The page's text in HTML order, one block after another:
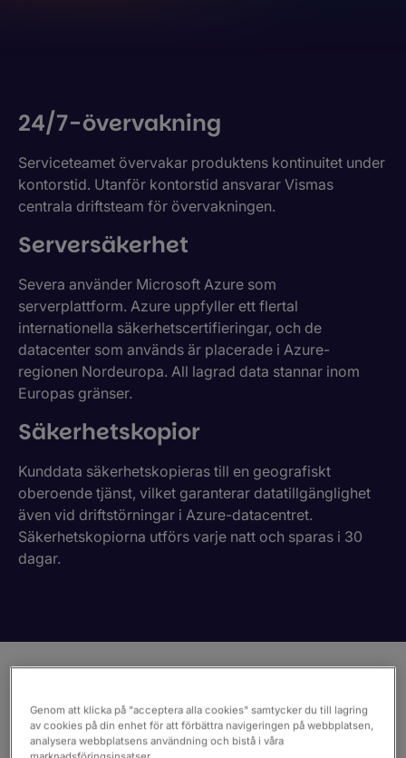
24/7-övervakning
Serviceteamet övervakar produktens kontinuitet under
kontorstid. Utanför kontorstid ansvarar Vismas
centrala driftsteam för övervakningen.
Serversäkerhet
Severa använder Microsoft Azure som
serverplattform. Azure uppfyller ett flertal
internationella säkerhetscertifieringar, och de
datacenter som används är placerade i Azure-
regionen Nordeuropa. All lagrad data stannar inom
Europas gränser.
Säkerhetskopior
Kunddata säkerhetskopieras till en geografiskt
oberoende tjänst, vilket garanterar datatillgänglighet
även vid driftstörningar i Azure-datacentret.
Säkerhetskopiorna utförs varje natt och sparas i 30
dagar.
Säkerhet är kärnan
Genom att klicka på "acceptera alla cookies" samtycker du till lagring
av cookies på din enhet för att förbättra navigeringen på webbplatsen,
analysera webbplatsens användning och bistå i våra